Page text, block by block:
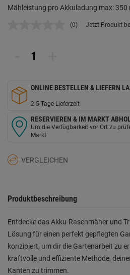
Mähleistung pro Akkuladung max: 350
Kein
(0) Jetzt Produkt
ONLINE BESTELLEN & LIEFERN
2-5 Tage Lieferzeit
RESERVIEREN & IM MARKT
Um die Verfügbarkeit vor Ort zu
Markt
VERGLEICHEN
Produktbeschreibung
Entdecke das Akku-Rasenmäher und
Lösung für einen perfekt gepflegten
konzipiert, um dir die Gartenarbeit zu
kraftvolle und effiziente Methode,
Kanten zu trimmen.